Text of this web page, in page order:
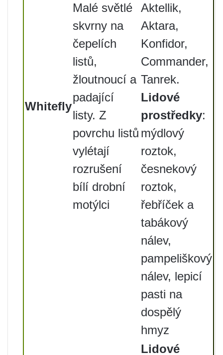
Whitefly
Malé světlé
skvrny na
čepelích
listů,
žloutnoucí a
padající
listy. Z
povrchu listů
vylétají
rozrušení
bílí drobní
motýlci
Aktellik,
Aktara,
Konfidor,
Commander,
Tanrek.
Lidové
prostředky:
mýdlový
roztok,
česnekový
roztok,
řebříček a
tabákový
nálev,
pampeliškový
nálev, lepicí
pasti na
dospělý
hmyz
Lidové